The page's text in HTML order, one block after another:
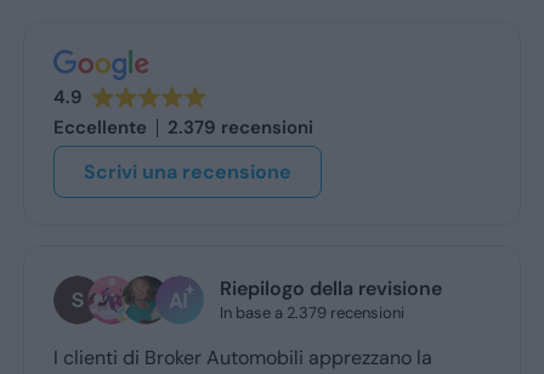
4.9
Eccellente
2.379 recensioni
Scrivi una recensione
Riepilogo della revisione
In base a 2.379 recensioni
clienti di Broker Automobili apprezzano la